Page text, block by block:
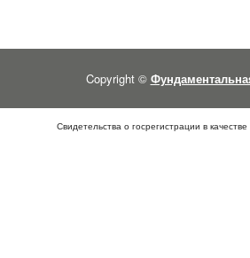
Copyright ©
Свидетельства о госрегистрации в